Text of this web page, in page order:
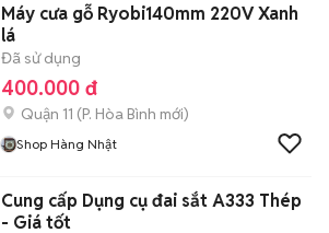
Máy cưa gỗ Ryobi140mm 220V Xanh
lá
Đã sử dụng
400.000 đ
Quận 11 (P. Hòa Bình mới)
Shop Hàng Nhật
Cung cấp Dụng cụ đai sắt A333 Thép
- Giá tốt